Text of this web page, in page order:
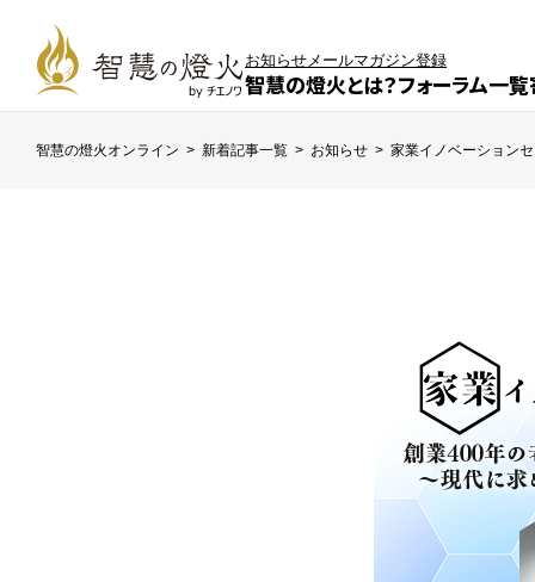
智慧の燈火とは？フォーラム一覧
お知らせメールマガジン登録
智慧の燈火オンライン > 新着記事一覧 > お知らせ > 家業イノベーション